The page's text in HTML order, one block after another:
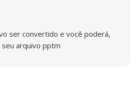
ser convertido e você poderá,
arquivo pptm